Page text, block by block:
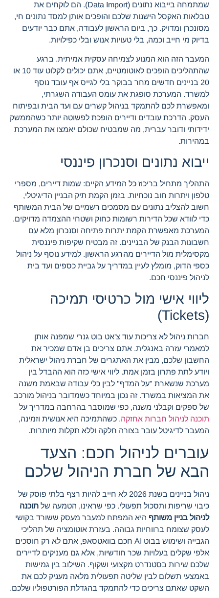
שמתמחה בייבוא נתונים (Data Import). הם לוקחים את
טבלאות האקסל הישנות שלכם והופכים אותן למסד נתונים חי,
מסונכרן ומדויק. כך, ביום הראשון לעבודה, אתם כבר יודעים
בדיוק מי חייב וכמה, בלי טעויות אנוש ובלי כפילויות.
המעבר הזה הוא המנוע לצמיחה עסקית אמיתית. ברגע
שהתהליכים הופכים לאוטומטיים, אתם יכולים לקלוט עוד 10 או
20 בניינים חדשים מחר בבוקר בלי לגייס אף עובד נוסף
למשרד. המערכת סופגת את עומס העבודה השגרתי,
ומאפשרת לכם להתמקד בניהול קשרים עם ועד הבית ובפיתוח
העסק. הדרכת עובדים ודיירים הופכת לפשוטה יותר כשהממשק
ידידותי ודובר עברית, מה שמבטיח שכולם יאמצו את המערכת
במהירות.
ייבוא נתונים וסנכרון פיננסי
התהליך מתחיל בריכוז כל המידע הקיים: שמות דיירים, מספרי
טלפון ויתרות חוב נוכחיות. בזמן הקמת תיק הבניין הדיגיטלי,
חשוב להצליב נתונים עם מסמכים רשמיים של הבית המשותף
כדי לוודא שכל הדירות רשומות כחוק ושטחי ההצמדה מדויקים.
המערכת מאפשרת הקמת יתרות פתיחה וסנכרון מלא עם
חשבונות הבנק של הבניינים. זה מבטיח שקיפות פיננסית
מקסימלית מול הדיירים מהרגע הראשון. למידע נוסף על ניהול
כספי הדוק, מומלץ לעיין במדריך על גביית כספים ועד בית
לניהול פיננסי חכם.
ליווי אישי מול כרטיסי תמיכה
(Tickets)
חברות ניהול לא צריכות עוד צ'אט בוט גנרי שמפנה אותן
למאמרי עזרה באנגלית. אתם צריכים בן אדם שמכיר את
החשבון שלכם, מבין את האתגרים של חברת ניהול ישראלית
ויודע לתת פתרון בזמן אמת. ליווי אישי כזה הוא ההבדל בין
מערכת שנשארת "על המדף" לבין כלי עבודה שבאמת משנה
את המציאות במשרד. זה נכון במיוחד כשמדובר בניהול מורכב
של ספקים וקבלני משנה, כפי שמוסבר בהרחבה במדריך על
תוכנה לניהול חברות אחזקה. כשהתמיכה היא אנושית וזמינה,
המעבר לדיגיטל עובר בצורה חלקה וללא תקלות מיותרות.
עוברים לניהול חכם: הצעד
הבא של חברת הניהול שלכם
ניהול בניינים בשנת 2026 לא חייב להיות רצף בלתי פוסק של
כיבוי שריפות ותסכול תפעולי. כפי שראינו, הטמעה של תוכנה
לניהול בניין משותף היא המפתח למעבר מעסק ששורד בקושי
לעסק שצומח ברווחיות גבוהה. בעזרת אוטומציה של תהליכי
הגבייה ושימוש בבוט AI חכם בוואטסאפ, אתם לא רק חוסכים
אלפי שקלים בעלויות שכר חודשיות, אלא גם מעניקים לדיירים
שלכם שירות בסטנדרט מקצועי ושקוף. השילוב בין גמישות
באמצעי תשלום לבין שליטה תפעולית מלאה מעניק לכם את
השקט שאתם צריכים כדי להתמקד בהגדלת הפורטפוליו שלכם.